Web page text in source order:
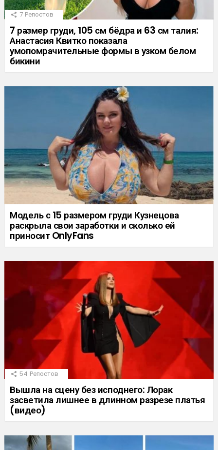
7 Репостов
7 размер груди, 105 см бёдра и 63 см талия:
Анастасия Квитко показала
умопомрачительные формы в узком белом
бикини
Модель с 15 размером груди Кузнецова
раскрыла свои заработки и сколько ей
приносит OnlyFans
54 Репостов
Вышла на сцену без исподнего: Лорак
засветила лишнее в длинном разрезе платья
(видео)